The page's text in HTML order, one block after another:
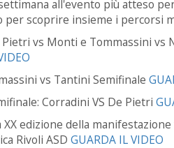
all'evento più atteso
scoprire insieme i percorsi
vs Monti e Tommassini vs
vs Tantini Semifinale
Corradini VS De Pietri
edizione della manifestazione
Rivoli ASD GUARDA IL VIDEO